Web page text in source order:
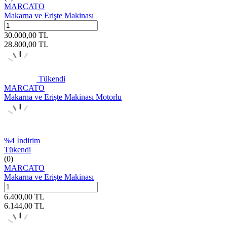
MARCATO
Makarna ve Erişte Makinası
30.000,00 TL
28.800,00 TL
Tükendi
MARCATO
Makarna ve Erişte Makinası Motorlu
%4 İndirim
Tükendi
(0)
MARCATO
Makarna ve Erişte Makinası
6.400,00 TL
6.144,00 TL